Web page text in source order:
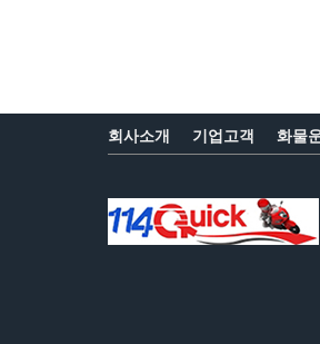
회사소개 기업고객 화물